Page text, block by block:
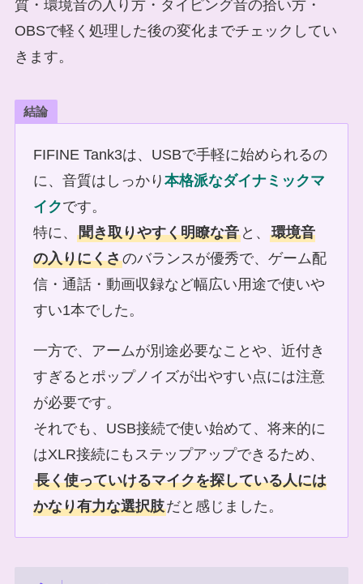
質・環境音の入り方・タイピング音の拾い方・
OBSで軽く処理した後の変化までチェックしてい
きます。
結論
FIFINE Tank3は、USBで手軽に始められるの
に、音質はしっかり本格派なダイナミックマ
イクです。
特に、聞き取りやすく明瞭な音 と、環境音
の入りにくさのバランスが優秀で、ゲーム配
信・通話・動画収録など幅広い用途で使いや
すい1本でした。
一方で、アームが別途必要なことや、近付き
すぎるとポップノイズが出やすい点には注意
が必要です。
それでも、USB接続で使い始めて、将来的に
はXLR接続にもステップアップできるため、
長く使っていけるマイクを探している人には
かなり有力な選択肢だと感じました。